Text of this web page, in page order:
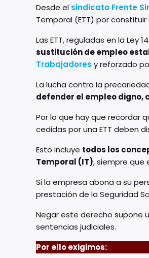
Desde el sindicato Frente
Temporal (ETT) por
Las ETT, reguladas en la
sustitución de empleo
Trabajadores y reforzado
La lucha contra la
defender el empleo digno,
Por lo que hay que recordar
cedidas por una ETT deben
Esto incluye todos los
Temporal (IT), siempre que
Si la empresa abona a su
prestación de la Seguridad
Negar este derecho supone
sentencias judiciales.
Por ello exigimos: